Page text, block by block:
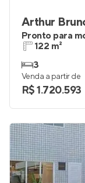
Arthur
Pronto para
122 m²
3
Venda a partir de
R$ 1.720.593